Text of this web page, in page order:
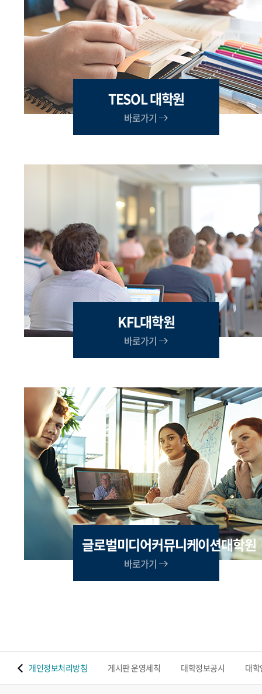
TESOL 대학원
바로가기
KFL대학원
바로가기
글로벌미디어커뮤니케이션대학원
바로가기
개인정보처리방침 게시판 운영세칙 대학정보공시 대